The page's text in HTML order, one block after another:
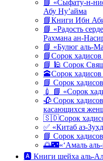
📘 «Сыфату-н-
Абу Ну’айма
📘Книги Ибн
📘 «Радость
Рахмана ан-
📘 «Булюг аль-
📘Сорок
📘 🕌 Сорок
🕋Сорок хадисов
📘 Сорок
💉 📘 «Сорок
🥀 Сорок
касающихся
🇸🇩Сорок
✅ «Китаб аз-
📘 Сорок
🌅🌃«‘Амаль
🅰 Книги шейха аль-